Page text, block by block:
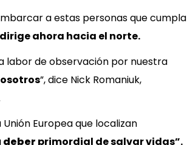
a estas personas que cumpla
ahora hacia el norte.
labor de observación por nuestra
”, dice Nick Romaniuk,
Europea que localizan
deber primordial de salvar vidas”.